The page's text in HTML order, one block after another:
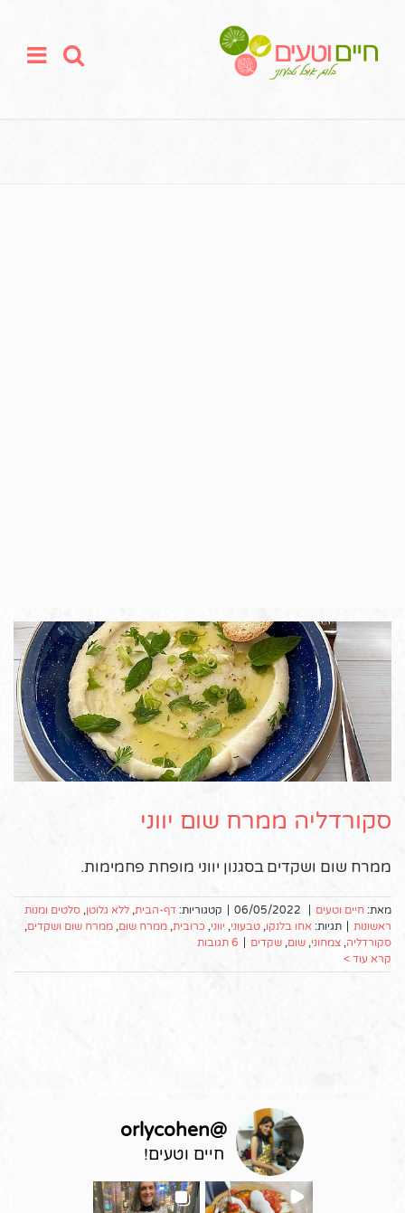
סקורדליה ממרח שום יווני
ממרח שום ושקדים בסגנון יווני מופחת פחמימות.
מאת: חיים וטעים 06/05/2022 קטגוריות: דף-הבית, ללא גלוטן, סלטים ומנות
ראשונות
תגיות: אחו בלנקו, טבעוני, יווני, כרובית, ממרח שום, ממרח שום ושקדים,
סקורדליה, צמחוני, שום, שקדים
6 תגובות
קרא עוד >
@
orlycohen
חיים וטעים!